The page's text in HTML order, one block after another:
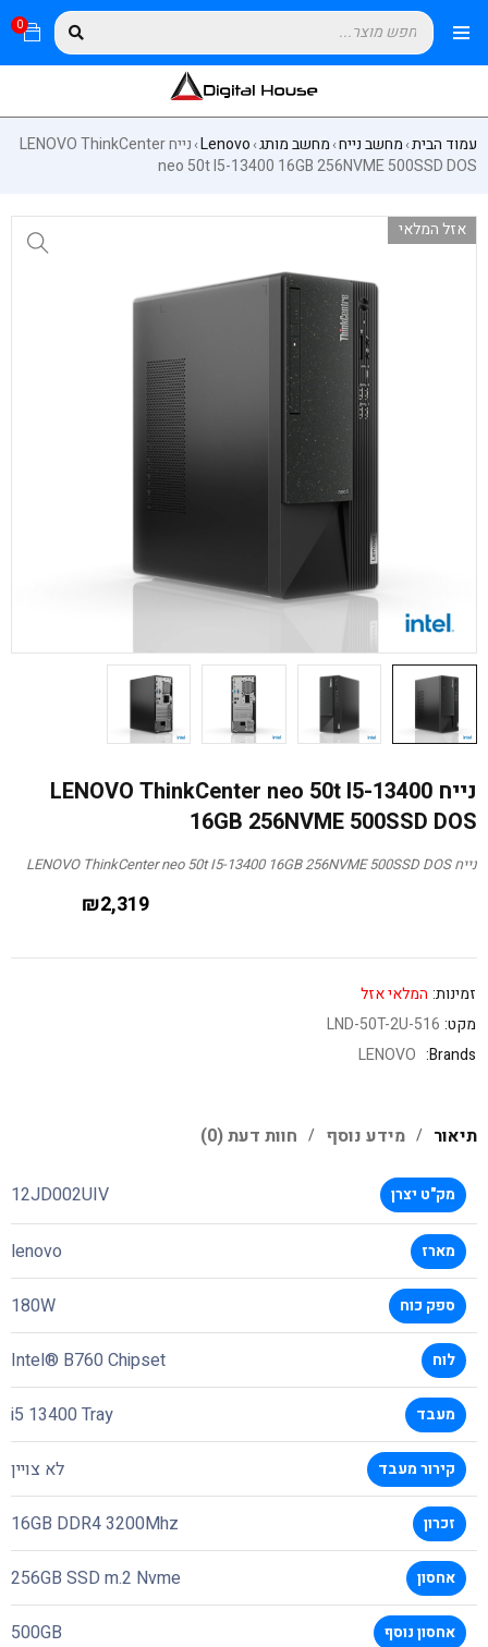
0
עמוד הבית›מחשב נייח›מחשב מותג›
Lenovo
›
נייח LENOVO ThinkCenter
neo 50t I5-13400 16GB 256NVME 500SSD DOS
אזל המלאי
נייח LENOVO ThinkCenter neo 50t I5-13400
16GB 256NVME 500SSD DOS
נייח LENOVO ThinkCenter neo 50t I5-13400 16GB 256NVME 500SSD DOS
₪2,319
זמינות: המלאי אזל
מקט: LND-50T-2U-516
Brands:
LENOVO
תיאור מידע נוסף חוות דעת (0)
מק"ט יצרן 12JD002UIV
מארז lenovo
ספק כוח 180W
לוח Intel® B760 Chipset
מעבד i5 13400 Tray
קירור מעבד לא צויין
זכרון 16GB DDR4 3200Mhz
אחסון 256GB SSD m.2 Nvme
אחסון נוסף 500GB